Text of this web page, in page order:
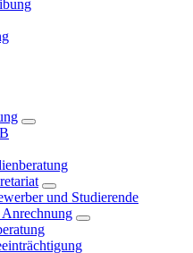
und Studierende